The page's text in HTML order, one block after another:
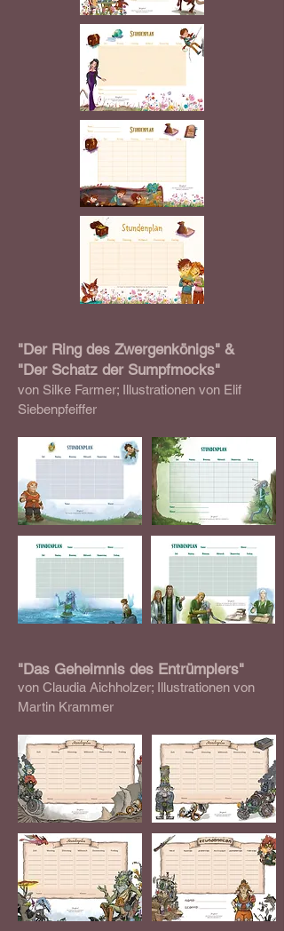
"Der Ring des Zwergenkönigs" &
"Der Schatz der Sumpfmocks"
von Silke Farmer; Illustrationen von Elif
Siebenpfeiffer
"Das Geheimnis des Entrümplers"
von Claudia Aichholzer; Illustrationen von
Martin Krammer